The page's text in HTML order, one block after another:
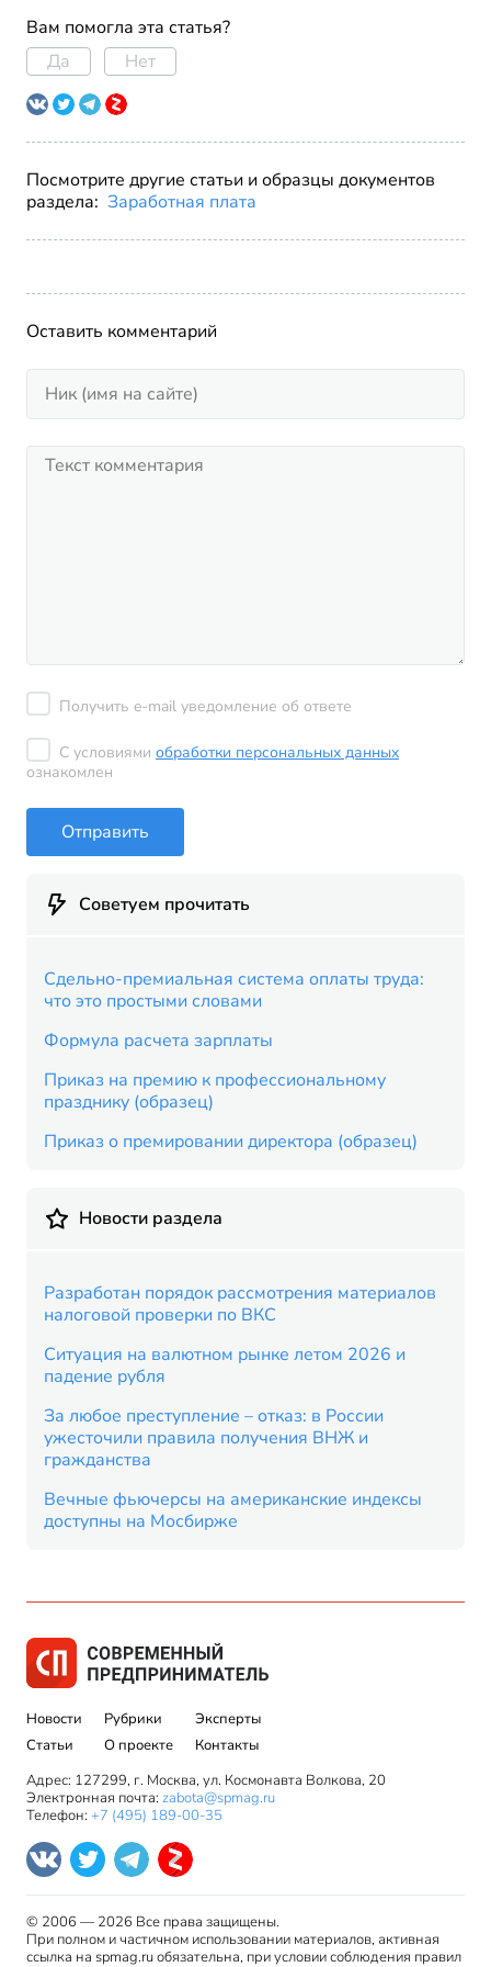
Вам помогла эта статья?
Да
Нет
Посмотрите другие статьи и образцы документов
раздела: Заработная плата
Оставить комментарий
Получить e-mail уведомление об ответе
С условиями обработки персональных данных
ознакомлен
Отправить
Советуем прочитать
Сдельно-премиальная система оплаты труда:
что это простыми словами
Формула расчета зарплаты
Приказ на премию к профессиональному
празднику (образец)
Приказ о премировании директора (образец)
Новости раздела
Разработан порядок рассмотрения материалов
налоговой проверки по ВКС
Ситуация на валютном рынке летом 2026 и
падение рубля
За любое преступление – отказ: в России
ужесточили правила получения ВНЖ и
гражданства
Вечные фьючерсы на американские индексы
доступны на Мосбирже
Новости
Статьи
Рубрики
О проекте
Эксперты
Контакты
Адрес: 127299, г. Москва, ул. Космонавта Волкова, 20
Электронная почта: zabota@spmag.ru
Телефон: +7 (495) 189-00-35
© 2006 — 2026 Все права защищены.
При полном и частичном использовании материалов, активная
ссылка на spmag.ru обязательна, при условии соблюдения правил